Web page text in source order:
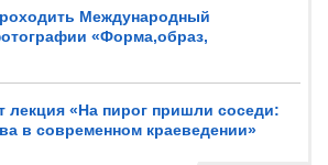
Международный
«Форма,образ,
лекция «На пирог пришли соседи:
в современном краеведении»